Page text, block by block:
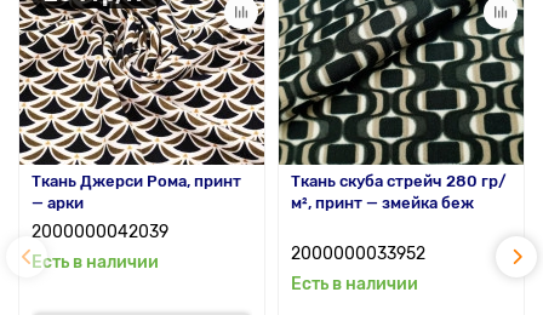
Ткань Джерси Рома, принт
— арки
2000000042039
Есть в наличии
Ткань скуба стрейч 280 гр/
м², принт — змейка беж
2000000033952
Есть в наличии